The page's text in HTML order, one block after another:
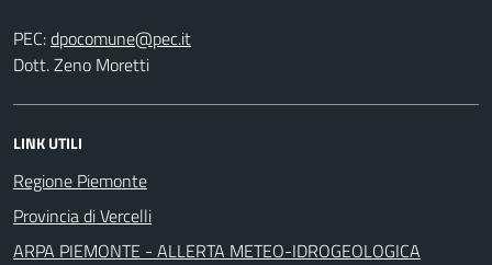
PEC:
Dott. Zeno Moretti
LINK UTILI
Regione Piemonte
Provincia di Vercelli
ARPA PIEMONTE - ALLERTA METEO-IDROGEOLOGICA